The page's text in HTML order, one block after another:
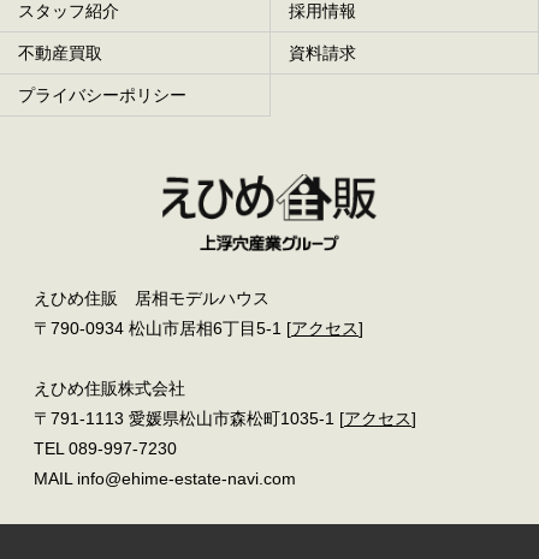
スタッフ紹介 採用情報
不動産買取 資料請求
プライバシーポリシー
えひめ住販 居相モデルハウス
〒790-0934 松山市居相6丁目5-1 [アクセス]
えひめ住販株式会社
〒791-1113 愛媛県松山市森松町1035-1 [アクセス]
TEL 089-997-7230
MAIL info@ehime-estate-navi.com